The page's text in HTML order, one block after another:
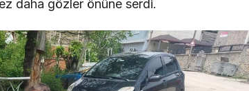
daha gözler önüne serdi.